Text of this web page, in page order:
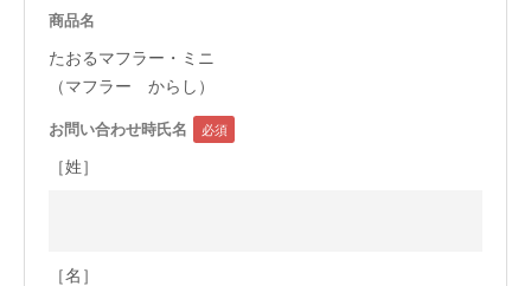
会員サービス
店舗リスト
ヘルプ
大量購入・法人向けの購入の方は
商品名
たおるマフラー・ミニ
（マフラー からし）
お問い合わせ時氏名
［姓］
［名］